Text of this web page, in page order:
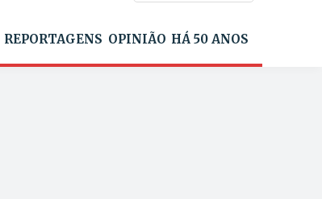
REPORTAGENS OPINIÃO HÁ 50 ANOS